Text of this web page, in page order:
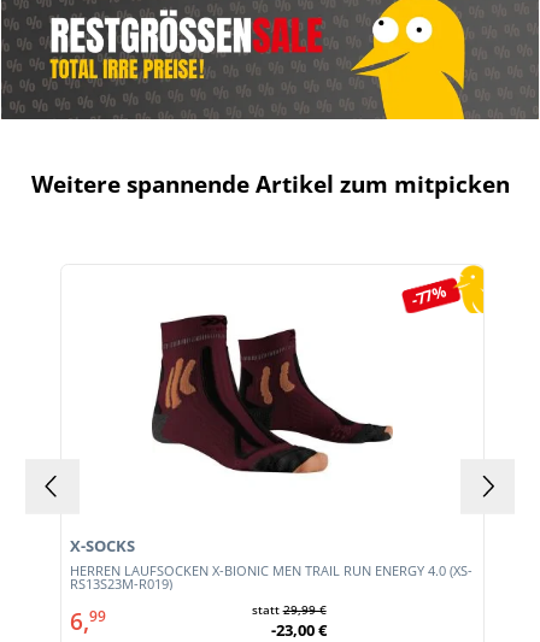
Weitere spannende Artikel zum mitpicken
-77%
HERREN LAUFSOCKEN X-BIONIC MEN TRAIL RUN ENERGY 4.0 (XS-
RS13S23M-R019)
X-SOCKS
6,99 statt29,99 €
-23,00 €